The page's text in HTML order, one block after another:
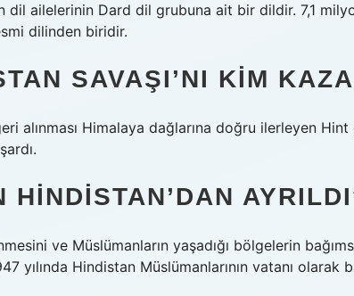
dil ailelerinin Dard dil grubuna ait bir dildir. 7,1
dilinden biridir.
SAVAŞI’NI KIM
alınması Himalaya dağlarına doğru ilerleyen
HINDISTAN’DAN
ve Müslümanların yaşadığı bölgelerin
yılında Hindistan Müslümanlarının vatanı olarak